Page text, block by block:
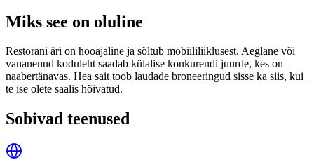
Miks see on oluline
Restorani äri on hooajaline ja sõltub mobiililiiklusest. Aeglane või
vananenud koduleht saadab külalise konkurendi juurde, kes on
naabertänavas. Hea sait toob laudade broneeringud sisse ka siis, kui
te ise olete saalis hõivatud.
Sobivad teenused